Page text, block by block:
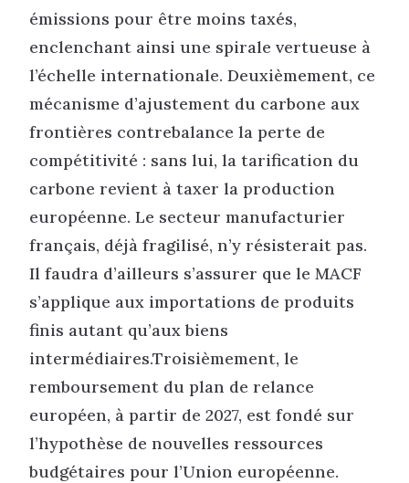
émissions pour être moins taxés,
enclenchant ainsi une spirale vertueuse à
l’échelle internationale. Deuxièmement, ce
mécanisme d’ajustement du carbone aux
frontières contrebalance la perte de
compétitivité : sans lui, la tarification du
carbone revient à taxer la production
européenne. Le secteur manufacturier
français, déjà fragilisé, n’y résisterait pas.
Il faudra d’ailleurs s’assurer que le MACF
s’applique aux importations de produits
finis autant qu’aux biens
intermédiaires.Troisièmement, le
remboursement du plan de relance
européen, à partir de 2027, est fondé sur
l’hypothèse de nouvelles ressources
budgétaires pour l’Union européenne.